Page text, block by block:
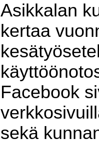
Asikkalan
kertaa
Facebook
sekä